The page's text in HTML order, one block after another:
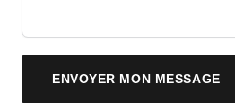
ENVOYER MON MESSAGE